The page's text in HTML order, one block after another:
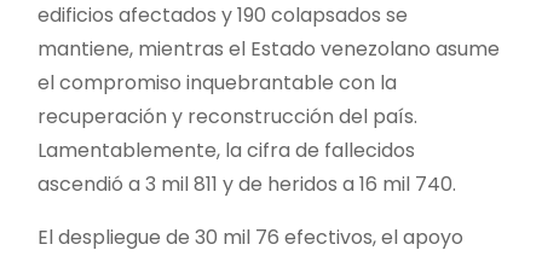
edificios afectados y 190 colapsados se
mantiene, mientras el Estado venezolano asume
el compromiso inquebrantable con la
recuperación y reconstrucción del país.
Lamentablemente, la cifra de fallecidos
ascendió a 3 mil 811 y de heridos a 16 mil 740.
El despliegue de 30 mil 76 efectivos, el apoyo